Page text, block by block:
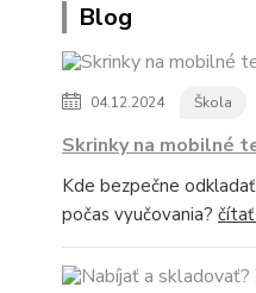
Blog
04.12.2024 Škola
Skrinky na mobilné
Kde bezpečne
počas vyučovania?